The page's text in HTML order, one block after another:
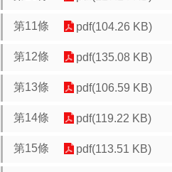
第11條 pdf(104.26 KB)
第12條 pdf(135.08 KB)
第13條 pdf(106.59 KB)
第14條 pdf(119.22 KB)
第15條 pdf(113.51 KB)